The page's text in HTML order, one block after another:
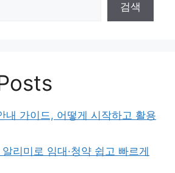
검색
내 가이드, 어떻게 시작하고 활용
리미로 임대·청약 쉽고 빠르게